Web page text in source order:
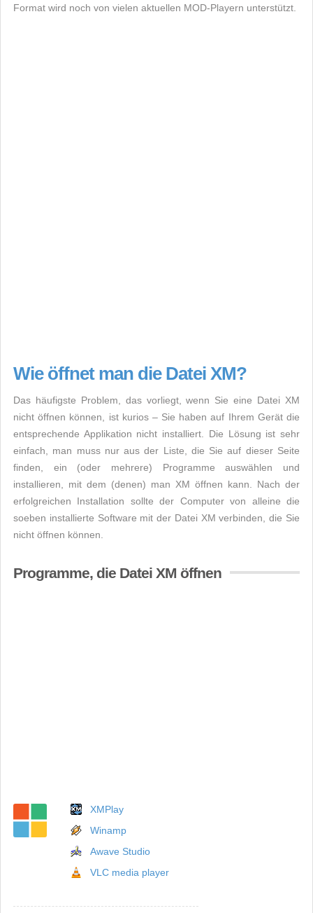
Format wird noch von vielen aktuellen MOD-Playern unterstützt.
Wie öffnet man die Datei XM?
Das häufigste Problem, das vorliegt, wenn Sie eine Datei XM
nicht öffnen können, ist kurios – Sie haben auf Ihrem Gerät die
entsprechende Applikation nicht installiert. Die Lösung ist sehr
einfach, man muss nur aus der Liste, die Sie auf dieser Seite
finden, ein (oder mehrere) Programme auswählen und
installieren, mit dem (denen) man XM öffnen kann. Nach der
erfolgreichen Installation sollte der Computer von alleine die
soeben installierte Software mit der Datei XM verbinden, die Sie
nicht öffnen können.
Programme, die Datei XM öffnen
XMPlay
Winamp
Awave Studio
VLC media player